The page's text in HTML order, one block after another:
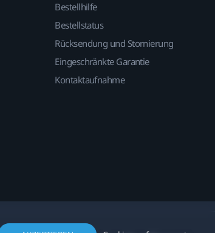
Bestellhilfe
Bestellstatus
Rücksendung und Stornierung
Eingeschränkte Garantie
Kontaktaufnahme